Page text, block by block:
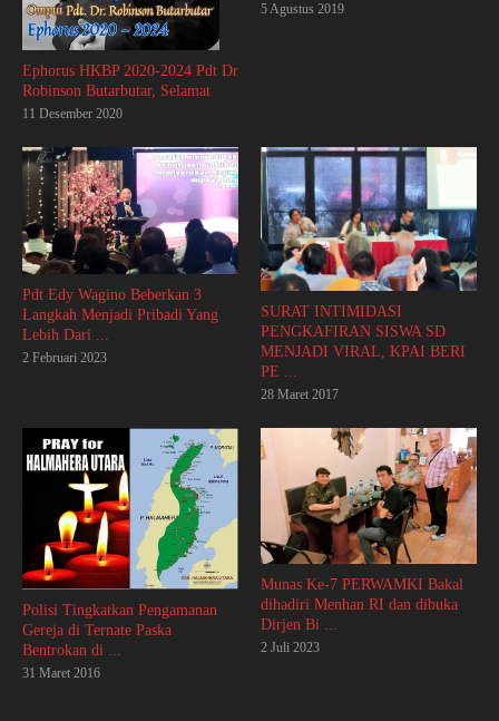
Ephorus HKBP 2020-2024 Pdt Dr
Robinson Butarbutar, Selamat
11 Desember 2020
5 Agustus 2019
Pdt Edy Wagino Beberkan 3
Langkah Menjadi Pribadi Yang
Lebih Dari ...
2 Februari 2023
SURAT INTIMIDASI
PENGKAFIRAN SISWA SD
MENJADI VIRAL, KPAI BERI
PE ...
28 Maret 2017
Polisi Tingkatkan Pengamanan
Gereja di Ternate Paska
Bentrokan di ...
31 Maret 2016
Munas Ke-7 PERWAMKI Bakal
dihadiri Menhan RI dan dibuka
Dirjen Bi ...
2 Juli 2023